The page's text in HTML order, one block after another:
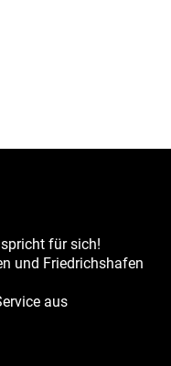
für sich!
und Friedrichshafen
aus